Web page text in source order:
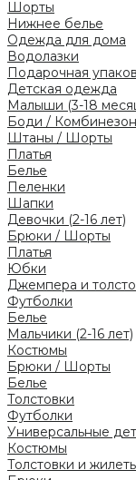
Шорты
Нижнее белье
Одежда для дома
Водолазки
Подарочная
Детская одежда
Малыши (3-18
Боди /
Штаны / Шорты
Платья
Белье
Пеленки
Шапки
Девочки (2-16 лет)
Брюки / Шорты
Платья
Юбки
Джемпера и
Футболки
Белье
Мальчики (2-16 лет)
Костюмы
Брюки / Шорты
Белье
Толстовки
Футболки
Универсальные
Костюмы
Толстовки и